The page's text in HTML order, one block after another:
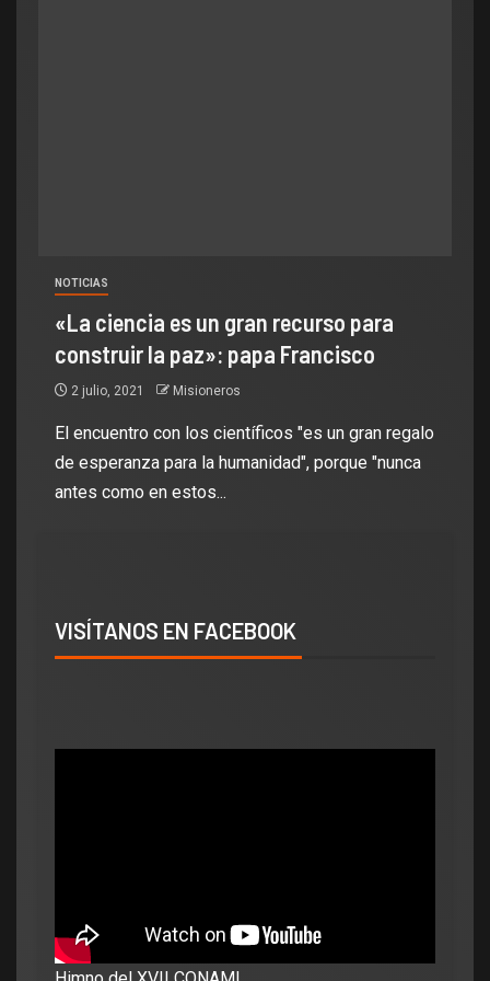
NOTICIAS
«La ciencia es un gran recurso para
construir la paz»: papa Francisco
2 julio, 2021 Misioneros
El encuentro con los científicos "es un gran regalo
de esperanza para la humanidad", porque "nunca
antes como en estos...
VISÍTANOS EN FACEBOOK